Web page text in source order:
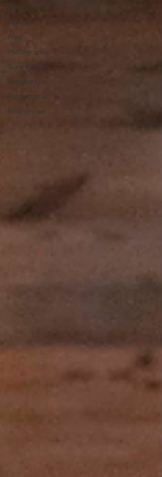
Vanoise
Mariage
Hiver
Photographie
Team Building
Anniversaire
Gastronomie
Baby shower